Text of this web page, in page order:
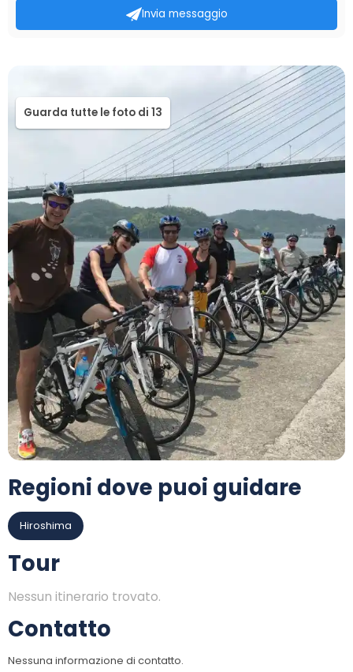
Guarda tutte le foto di 13
Regioni dove puoi guidare
Hiroshima
Tour
Nessun itinerario trovato.
Contatto
Nessuna informazione di contatto.
Invia messaggio